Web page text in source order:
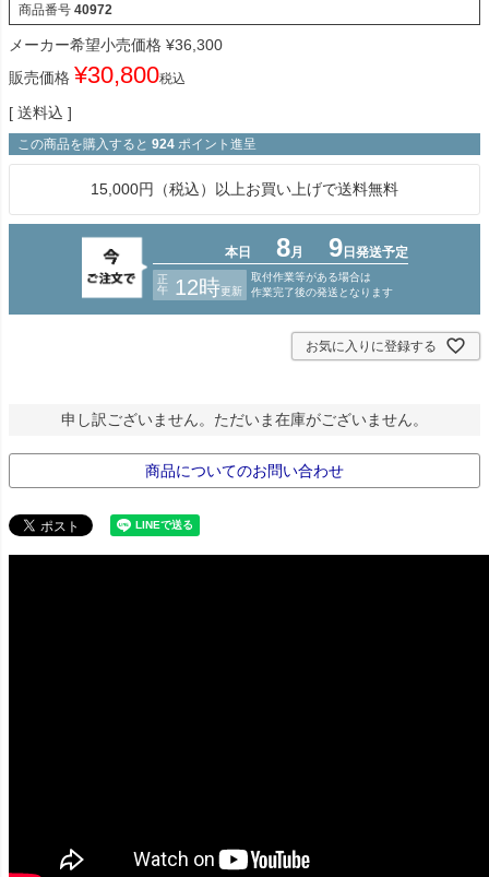
商品番号 40972
メーカー希望小売価格 ¥36,300
販売価格 ¥30,800税込
送料込
この商品を購入すると 924 ポイント進呈
15,000円（税込）以上お買い上げで送料無料
お気に入りに登録する
申し訳ございません。ただいま在庫がございません。
商品についてのお問い合わせ